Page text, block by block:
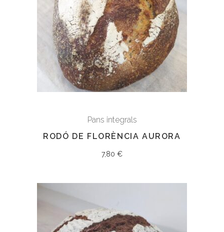
Pans integrals
RODÓ DE FLORÈNCIA AURORA
7,80 €